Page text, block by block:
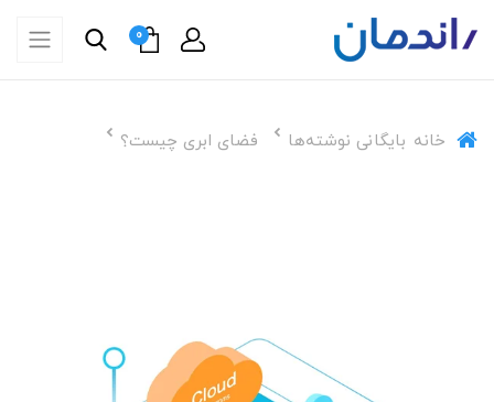
0
خانه بایگانی نوشته‌ها فضای ابری چیست؟